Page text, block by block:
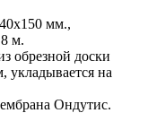
мм.,
м.
обрезной доски
укладывается на
Ондутис.